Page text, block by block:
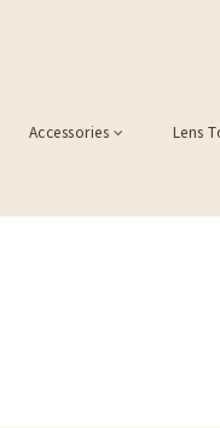
Accessories Lens